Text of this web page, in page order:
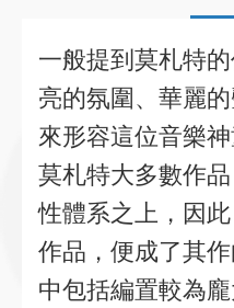
一般提到莫札特
亮的氛圍、華麗
來形容這位音樂
莫札特大多數作
性體系之上，因
作品，便成了其
中包括編置較為